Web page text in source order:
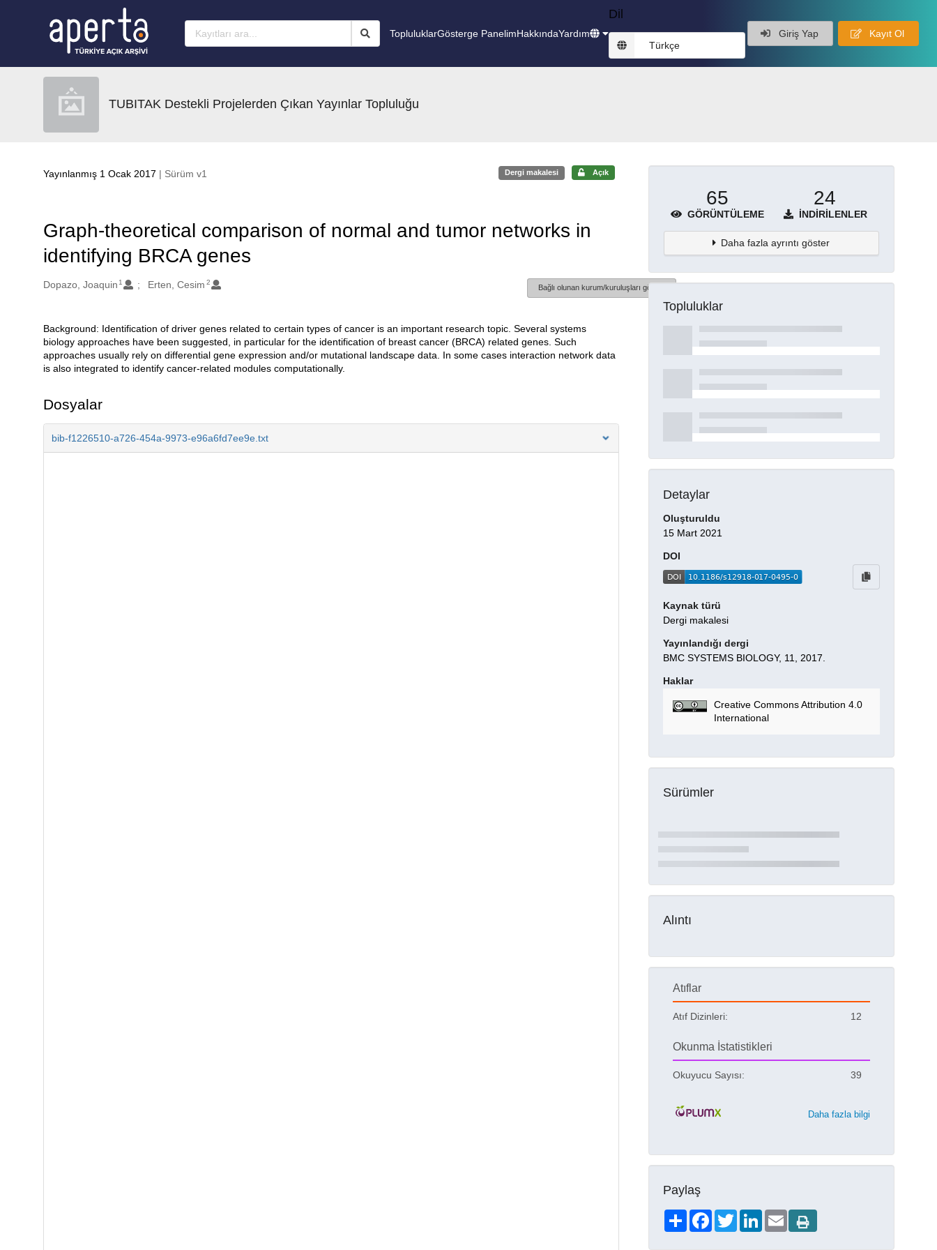
TopluluklarGösterge PanelimHakkındaYardım
Dil
Türkçe
Giriş Yap Kayıt Ol
TUBITAK Destekli Projelerden Çıkan Yayınlar Topluluğu
Yayınlanmış 1 Ocak 2017 | Sürüm v1 Dergi makalesi Açık
Graph-theoretical comparison of normal and tumor networks in
identifying BRCA genes
Oluşturanlar
Dopazo, Joaquin 1 Erten, Cesim 2
Bağlı olunan kurum/kuruluşları göster
Açıklama
Background: Identification of driver genes related to certain types of cancer is an important research topic. Several systems
biology approaches have been suggested, in particular for the identification of breast cancer (BRCA) related genes. Such
approaches usually rely on differential gene expression and/or mutational landscape data. In some cases interaction network data
is also integrated to identify cancer-related modules computationally.
Dosyalar
bib-f1226510-a726-454a-9973-e96a6fd7ee9e.txt
65
GÖRÜNTÜLEME
24
İNDIRILENLER
Daha fazla ayrıntı göster
Topluluklar
Detaylar
Oluşturuldu
15 Mart 2021
DOI
Kaynak türü
Dergi makalesi
Yayınlandığı dergi
BMC SYSTEMS BIOLOGY, 11, 2017.
Haklar
Creative Commons Attribution 4.0
International
Sürümler
Alıntı
Atıflar
Atıf Dizinleri: 12
Okunma İstatistikleri
Okuyucu Sayısı: 39
Daha fazla bilgi
Paylaş
ShareFacebookTwitterLinkedIn
Email